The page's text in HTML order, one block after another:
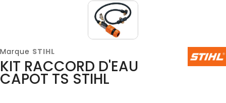
Marque STIHL
KIT RACCORD D'EAU
CAPOT TS STIHL